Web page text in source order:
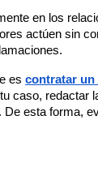
en los
actúen sin
es contratar un
caso, redactar
De esta forma,